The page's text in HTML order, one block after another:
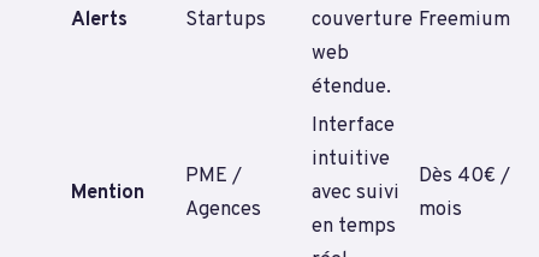
Alerts
Startups
couverture
web
étendue.
Freemium
Mention
PME /
Agences
Interface
intuitive
avec suivi
en temps
Dès 40€ /
mois